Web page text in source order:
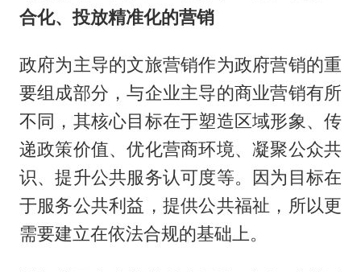
合化、投放精准化的营销
政府为主导的文旅营销作为政府营销的重
要组成部分，与企业主导的商业营销有所
不同，其核心目标在于塑造区域形象、传
递政策价值、优化营商环境、凝聚公众共
识、提升公共服务认可度等。因为目标在
于服务公共利益，提供公共福祉，所以更
需要建立在依法合规的基础上。